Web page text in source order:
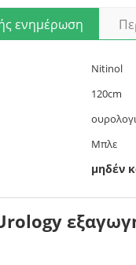
ενημέρωση
Nitinol
120cm
Μπλε
μηδέν